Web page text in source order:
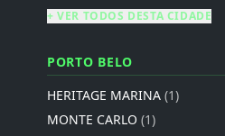
+ VER TODOS DESTA CIDADE
PORTO BELO
HERITAGE MARINA (1)
MONTE CARLO (1)